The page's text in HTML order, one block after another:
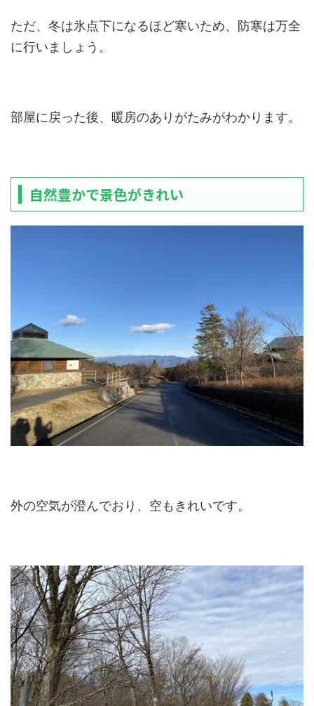
ただ、冬は氷点下になるほど寒いため、防寒は万全
に行いましょう。
部屋に戻った後、暖房のありがたみがわかります。
自然豊かで景色がきれい
外の空気が澄んでおり、空もきれいです。